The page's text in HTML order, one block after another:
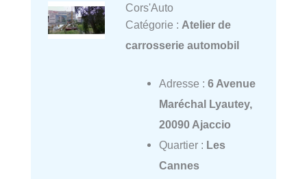
Cors'Auto
Catégorie : Atelier de
carrosserie automobil
Adresse : 6 Avenue
Maréchal Lyautey,
20090 Ajaccio
Quartier : Les
Cannes